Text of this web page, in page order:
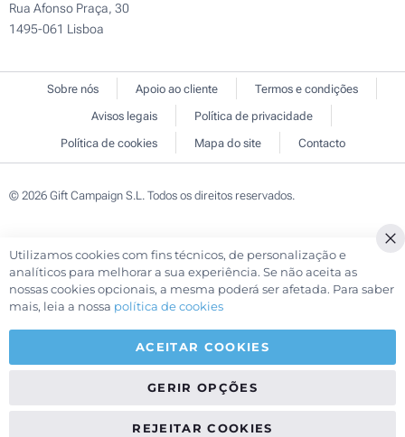
Rua Afonso Praça, 30
1495-061 Lisboa
Sobre nós Apoio ao cliente
Termos e condições
Avisos legais
Política de privacidade
Política de cookies
Mapa do site Contacto
© 2026 Gift Campaign S.L. Todos os direitos reservados.
Utilizamos cookies com fins técnicos, de personalização e
analíticos para melhorar a sua experiência. Se não aceita as
nossas cookies opcionais, a mesma poderá ser afetada. Para saber
mais, leia a nossa política de cookies
ACEITAR COOKIES
GERIR OPÇÕES
REJEITAR COOKIES